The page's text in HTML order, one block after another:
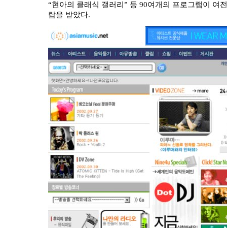
“현아의 클래식 갤러리” 등 90여개의 프로그램이 여
람을 받았다.